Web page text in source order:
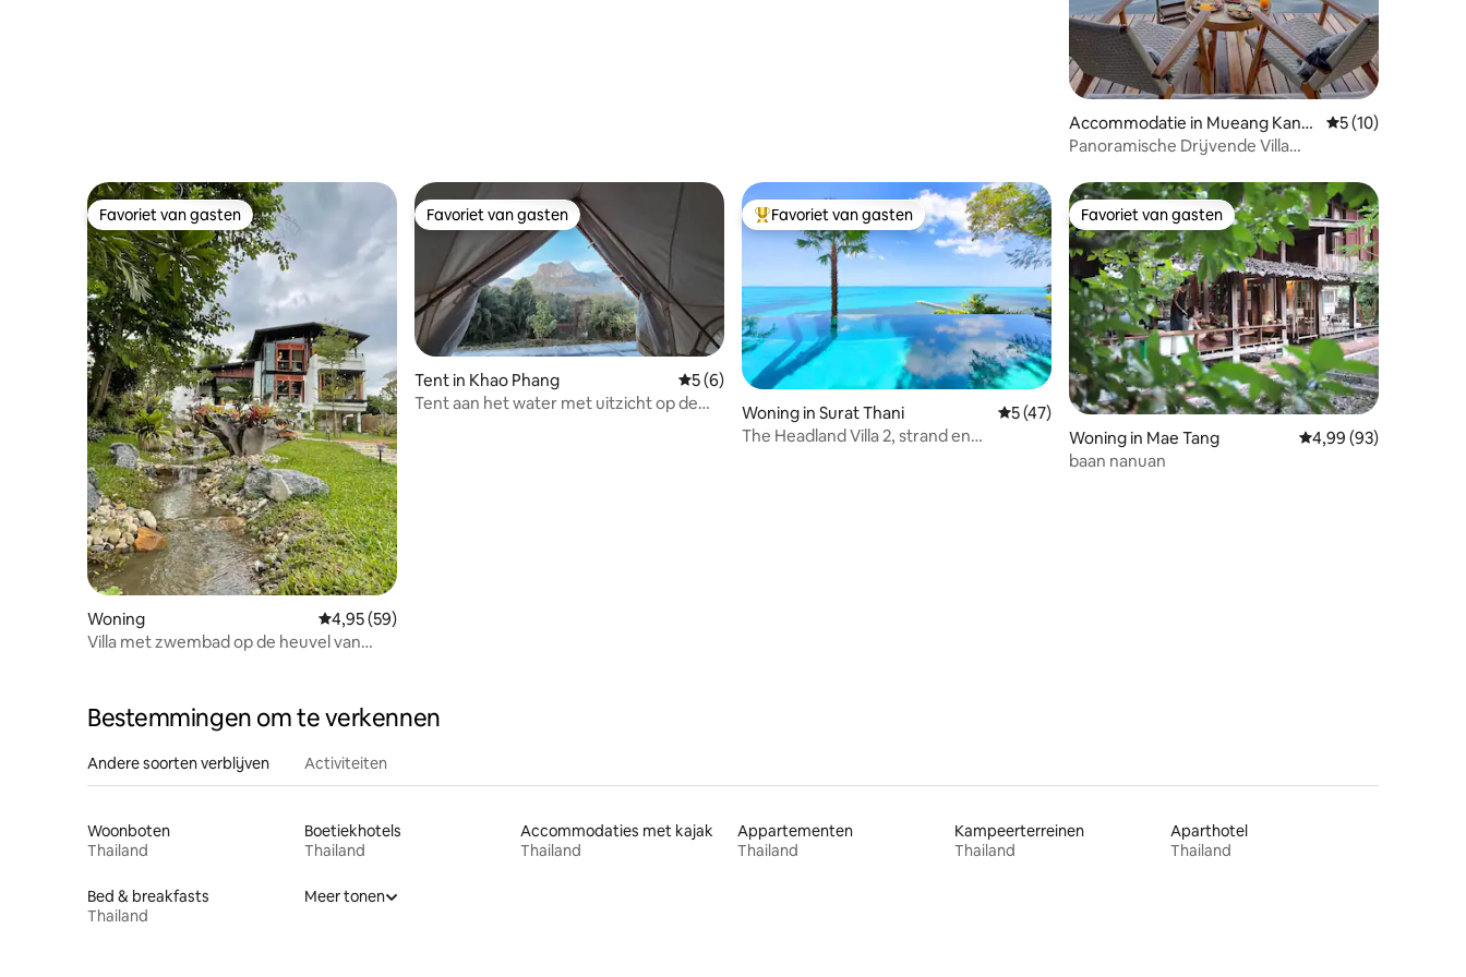
Accommodatie in Mueang Kanc
hanaburi District
Gemiddelde
5 (10)
Panoramische Drijvende Villa
Favoriet van gasten
Favoriet van gasten
Woning Gemiddelde beoordeling van 4,95 op 5, 59 recensies
4,95 (59)
Villa met zwembad op de heuvel van
Favoriet van gasten
Favoriet van gasten
Tent in Khao Phang Gemiddelde beoordeling van 5 op 5, 6 recensies
5 (6)
Tent aan het water met uitzicht op de
Topfavoriet van gasten
Favoriet van gasten
Woning in Surat Thani Gemiddelde beoordeling van 5 op 5, 47 recensies
5 (47)
The Headland Villa 2, strand en
Favoriet van gasten
Favoriet van gasten
Woning in Mae Tang Gemiddelde
4,99 (93)
baan nanuan
Bestemmingen om te verkennen
Andere soorten verblijven Activiteiten
Woonboten
Thailand
Boetiekhotels
Thailand
Accommodaties met kajak
Thailand
Appartementen
Thailand
Kampeerterreinen
Thailand
Aparthotel
Thailand
Bed & breakfasts
Thailand
Meer tonen